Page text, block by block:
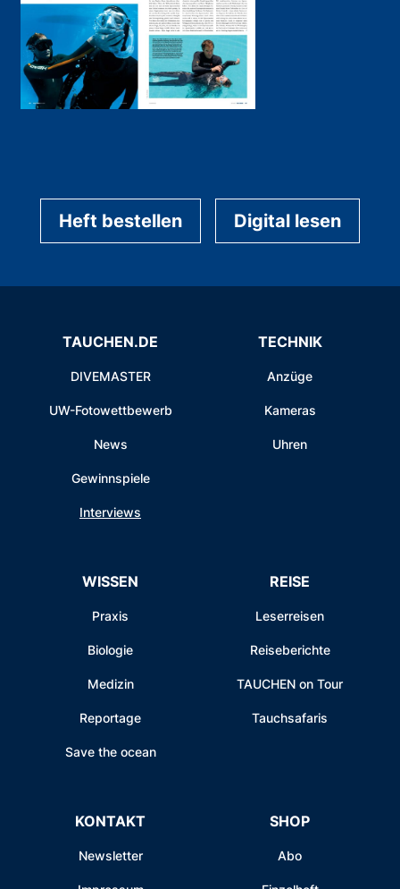
Heft bestellen Digital lesen
TAUCHEN.DE
DIVEMASTER
UW-Fotowettbewerb
News
Gewinnspiele
Interviews
TECHNIK
Anzüge
Kameras
Uhren
WISSEN
Praxis
Biologie
Medizin
Reportage
Save the ocean
REISE
Leserreisen
Reiseberichte
TAUCHEN on Tour
Tauchsafaris
KONTAKT
Newsletter
SHOP
Abo